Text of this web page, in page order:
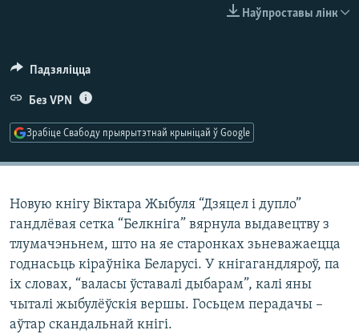
Наўпроставы лінк
Падзяліцца
Без VPN
Зрабіце Свабоду прыярытэтнай крыніцай ў Google
Новую кнігу Віктара Жыбуля “Дзяцел і дупло”
гандлёвая сетка “Белкніга” вярнула выдавецтву з
тлумачэньнем, што на яе старонках зьневажаецца
годнасьць кіраўніка Беларусі. У кнігагандляроў, па
іх словах, “валасы ўставалі дыбарам”, калі яны
чыталі жыбулёўскія вершы. Госьцем перадачы –
аўтар скандальнай кнігі.